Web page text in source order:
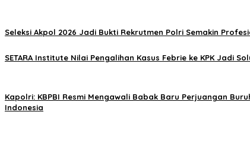
Seleksi Akpol 2026 Jadi Bukti Rekrutmen Polri Semakin
SETARA Institute Nilai Pengalihan Kasus Febrie ke KPK Jadi
Kapolri: KBPBI Resmi Mengawali Babak Baru Perjuangan
Indonesia